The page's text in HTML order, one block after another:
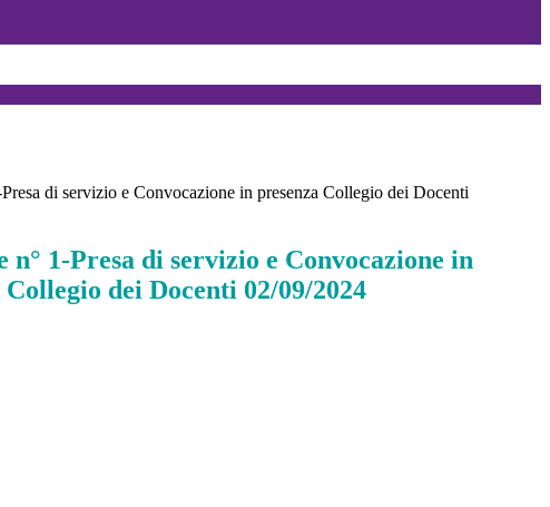
di servizio e Convocazione in presenza Collegio dei Docenti
n° 1-Presa di servizio e Convocazione in
Collegio dei Docenti 02/09/2024